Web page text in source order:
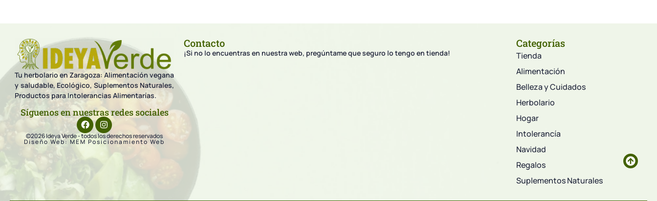
Tu herbolario en Zaragoza: Alimentación vegana
y saludable, Ecológico, Suplementos Naturales,
Productos para Intolerancias Alimentarías.
Síguenos en nuestras redes sociales
©2026 Ideya Verde - todos los derechos reservados
Diseño Web: MEM Posicionamiento Web
Contacto
¡Si no lo encuentras en nuestra web, pregúntame que seguro lo tengo en tienda!
Categorías
Tienda
Alimentación
Belleza y Cuidados
Herbolario
Hogar
Intolerancía
Navidad
Regalos
Suplementos Naturales